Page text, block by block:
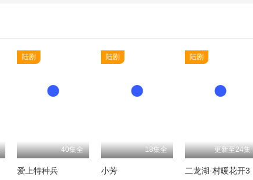
40集全
陆剧
爱上特种兵
18集全
陆剧
小芳
更新至24集
陆剧
二龙湖·村暖花开3